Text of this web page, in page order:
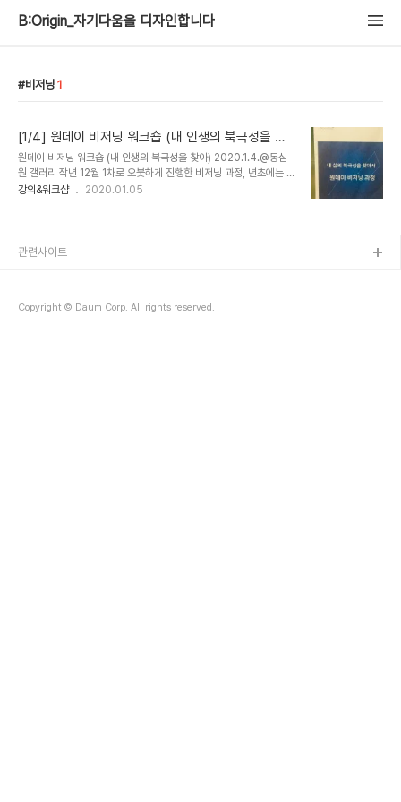
B:Origin_자기다움을 디자인합니다
비저닝 1
[1/4] 원데이 비저닝 워크숍 (내 인생의 북극성을 찾
아)
원데이 비저닝 워크숍 (내 인생의 북극성을 찾아) 2020.1.4.@동심
원 갤러리 작년 12월 1차로 오붓하게 진행한 비저닝 과정, 년초에는 신
청인원이 많아서 그룹으로 진행했다. 자기 인생의 비저닝을 설계하기
는 성과와 그 과정에서 발휘된 강점을 점검하고 마지막으로 그 두가지
족감이 스친다. 정말 신나고 재..
강의&워크샵 2020.01.05
Copyright © Daum Corp. All rights reserved.
관련사이트